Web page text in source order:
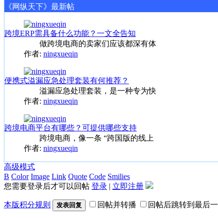
《网纵天下》最新帖
跨境ERP需具备什么功能？一文全告知
做跨境电商的卖家们应该都深有体
作者: ningxueqin
便携式溢漏应急处理套装有何推荐？
溢漏应急处理套装，是一种专为快
作者: ningxueqin
跨境电商平台有哪些？可提供哪些支持
跨境电商，像一条 “跨国版的线上
作者: ningxueqin
高级模式
B Color Image Link Quote Code Smilies
您需要登录后才可以回帖 登录 | 立即注册
本版积分规则 发表回复 回帖并转播 回帖后跳转到最后